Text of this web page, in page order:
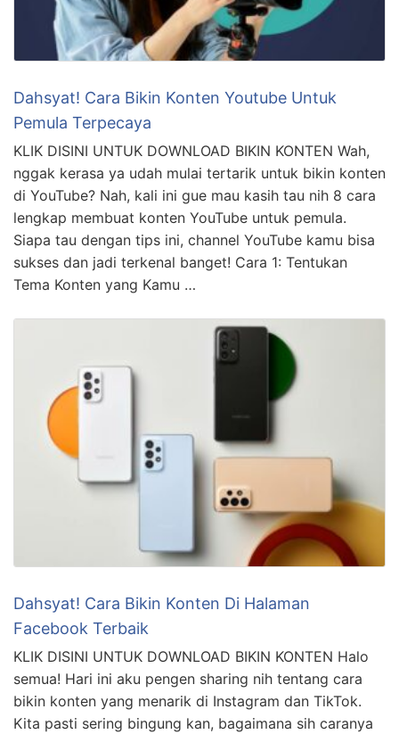
Dahsyat! Cara Bikin Konten Youtube Untuk
Pemula Terpecaya
KLIK DISINI UNTUK DOWNLOAD BIKIN KONTEN Wah,
nggak kerasa ya udah mulai tertarik untuk bikin konten
di YouTube? Nah, kali ini gue mau kasih tau nih 8 cara
lengkap membuat konten YouTube untuk pemula.
Siapa tau dengan tips ini, channel YouTube kamu bisa
sukses dan jadi terkenal banget! Cara 1: Tentukan
Tema Konten yang Kamu …
Dahsyat! Cara Bikin Konten Di Halaman
Facebook Terbaik
KLIK DISINI UNTUK DOWNLOAD BIKIN KONTEN Halo
semua! Hari ini aku pengen sharing nih tentang cara
bikin konten yang menarik di Instagram dan TikTok.
Kita pasti sering bingung kan, bagaimana sih caranya